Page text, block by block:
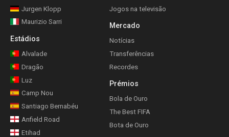
Jurgen Klopp
Maurizio Sarri
Estádios
Alvalade
Dragão
Luz
Camp Nou
Santiago Bernabéu
Anfield Road
Etihad
Jogos na televisão
Mercado
Notícias
Transferências
Recordes
Prémios
Bola de Ouro
The Best FIFA
Bota de Ouro